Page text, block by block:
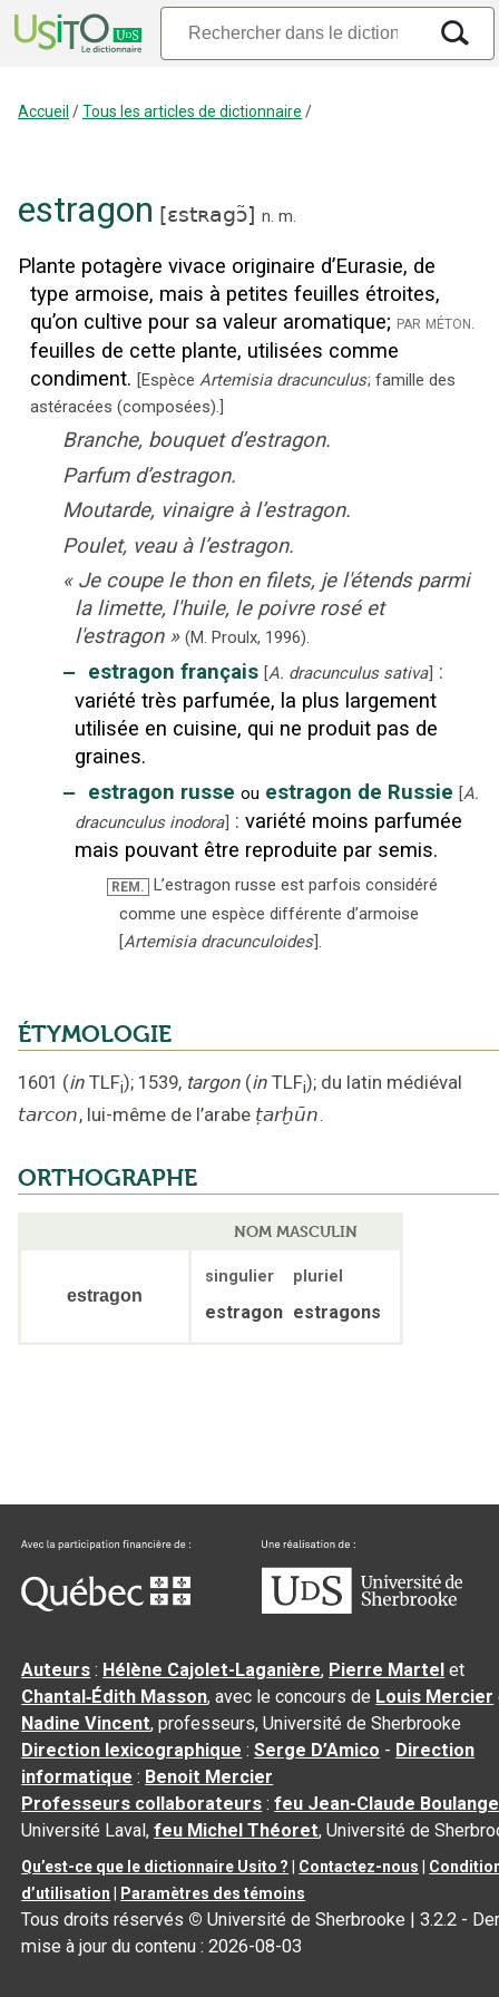
Accueil /Tous les articles de dictionnaire /
estragon [ɛstʀagɔ̃] n. m.
Plante potagère vivace originaire d’Eurasie, de
type armoise, mais à petites feuilles étroites,
qu’on cultive pour sa valeur aromatique; par méton.
feuilles de cette plante, utilisées comme
condiment. [Espèce Artemisia dracunculus; famille des
astéracées (composées).]
Branche, bouquet d’estragon.
Parfum d’estragon.
Moutarde, vinaigre à l’estragon.
Poulet, veau à l’estragon.
« Je coupe le thon en filets, je l'étends parmi
la limette, l'huile, le poivre rosé et
l'estragon » (M. Proulx, 1996).
‒ estragon français [A. dracunculus sativa
:
variété très parfumée, la plus largement
utilisée en cuisine, qui ne produit pas de
graines.
‒ estragon russe ou estragon de Russie [A.
dracunculus inodora] : variété moins parfumée
mais pouvant être reproduite par semis.
REM.
L’estragon russe est parfois considéré
comme une espèce différente d’armoise
[Artemisia dracunculoides].
ÉTYMOLOGIE
1601 (in TLFi); 1539, targon (in TLFi); du latin médiéval
tarcon, lui-même de l’arabe ṭarḫūn.
ORTHOGRAPHE
NOM MASCULIN
estragon
singulier pluriel
estragon estragons
Auteurs : Hélène Cajolet-Laganière, Pierre Martel et
Chantal‑Édith Masson, avec le concours de Louis Mercier
Nadine Vincent, professeurs, Université de Sherbrooke
Direction lexicographique :Serge D’Amico - Direction
informatique : Benoit Mercier
Professeurs collaborateurs :feu Jean-Claude
Université Laval,feu Michel Théoret, Université de
Qu’est-ce que le dictionnaire Usito ? Contactez-nous
d’utilisation
Paramètres des témoins
Tous droits réservés © Université de Sherbrooke |3.2.2 -
mise à jour du contenu :2026-08-03